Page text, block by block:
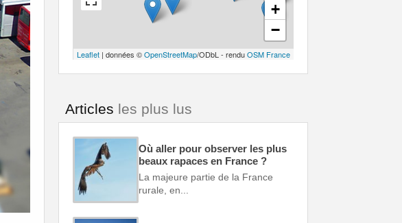
+
−
Leaflet | données ©OpenStreetMap/ODbL - renduOSM France
Articles les plus lus
Où aller pour observer les plus
beaux rapaces en France ?
La majeure partie de la France
rurale, en...